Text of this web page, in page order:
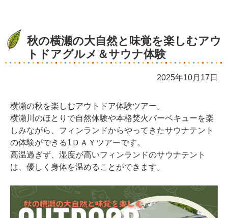
秋の横瀬の大自然と味覚を楽しむアウ
トドアグルメ＆サウナ体験
2025年10月17日
横瀬の秋を楽しむアウトドア体験ツアー。
横瀬川のほとりで自然体験や本格焚火バーベキューを楽
しみながら、フィンランドからやってきたサウナテント
の体験ができる1ＤＡＹツアーです。
高温過ぎず、湿度が高いフィンランドのサウナテント
は、優しく身体を温めることができます。